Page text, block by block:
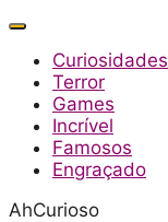
Curiosidades
Terror
Games
Incrível
Famosos
Engraçado
AhCurioso